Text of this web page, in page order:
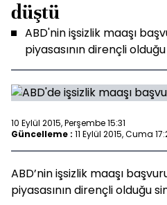
düştü
ABD'nin işsizlik maaşı
piyasasının dirençli
10 Eylül 2015, Perşembe 15:31
Güncelleme : 11 Eylül 2015, Cuma
ABD’nin işsizlik maaşı
piyasasının dirençli olduğu